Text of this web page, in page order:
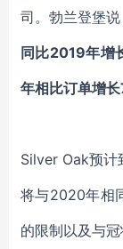
司。勃兰登堡说
同比2019年增
年相比订单增
Silver Oak预计
将与2020年相
的限制以及与